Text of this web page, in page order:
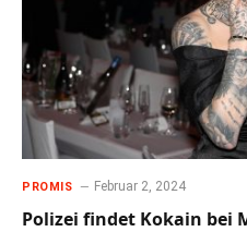
PROMIS Februar 2, 2024
Polizei findet Kokain bei